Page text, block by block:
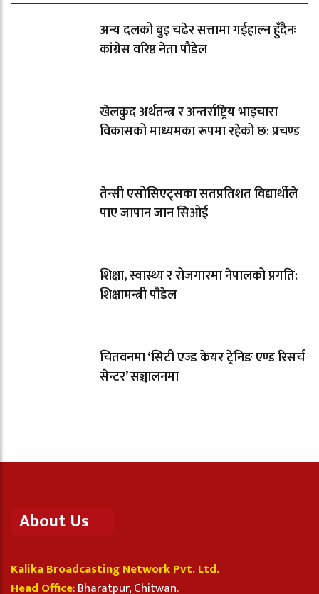
अन्य दलको बुइ चढेर सत्तामा गईहाल्न हुँदैनः
कांग्रेस वरिष्ठ नेता पौडेल
खेलकुद अर्थतन्त्र र अन्तर्राष्ट्रिय भाइचारा
विकासको माध्यमका रूपमा रहेको छ: प्रचण्ड
तेन्सी एसोसिएट्सका सतप्रतिशत विद्यार्थीले
पाए जापान जान सिओई
शिक्षा, स्वास्थ्य र रोजगारमा नेपालको प्रगति:
शिक्षामन्त्री पौडेल
चितवनमा ‘सिटी एज्ड केयर ट्रेनिङ एण्ड रिसर्च
सेन्टर’ सञ्चालनमा
About Us
Kalika Broadcasting Network Pvt. Ltd.
Head Office: Bharatpur, Chitwan.